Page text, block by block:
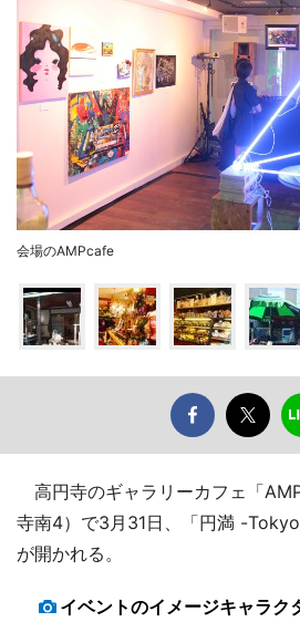
会場のAMPcafe
高円寺のギャラリーカフェ「
寺南4）で3月31日、「円満 -
が開かれる。
イベントのイメージキャラク